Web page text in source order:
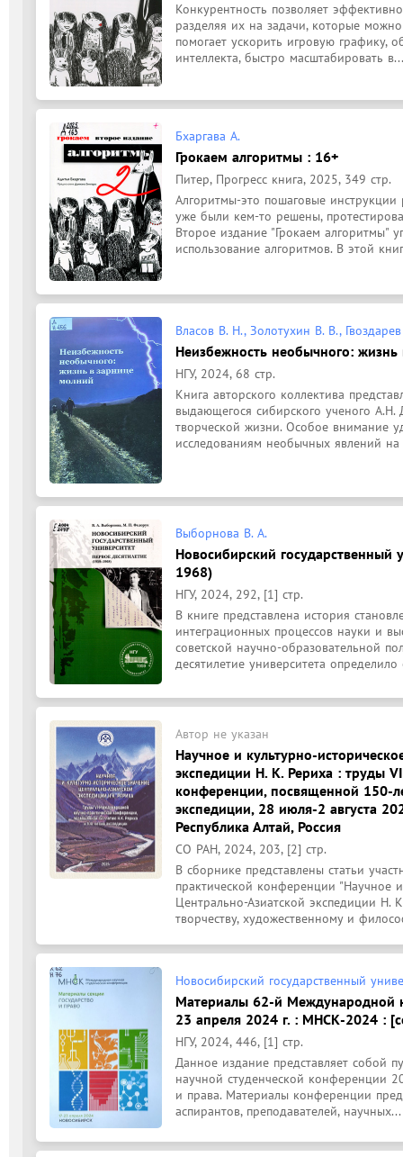
Конкурентность позволяет
разделяя их на задачи, которые
помогает ускорить игровую графику,
интеллекта, быстро масштабировать в...
Бхаргава А.
Грокаем алгоритмы : 16+
Питер, Прогресс книга, 2025, 349 стр.
Алгоритмы-это пошаговые
уже были кем-то решены,
Второе издание "Грокаем алгоритмы"
использование алгоритмов. В этой
Власов В. Н., Золотухин В. В.,
Неизбежность необычного:
НГУ, 2024, 68 стр.
Книга авторского коллектива
выдающегося сибирского ученого
творческой жизни. Особое внимание
исследованиям необычных явлений
Выборнова В. А.
Новосибирский государственный
1968)
НГУ, 2024, 292, [1] стр.
В книге представлена история
интеграционных процессов науки и
советской научно-образовательной
десятилетие университета определило
Автор не указан
Научное и культурно-
экспедиции Н. К. Рериха : труды
конференции, посвященной 150-
экспедиции, 28 июля-2 августа
Республика Алтай, Россия
СО РАН, 2024, 203, [2] стр.
В сборнике представлены статьи
практической конференции "Научное
Центрально-Азиатской экспедиции Н.
творчеству, художественному и
Новосибирский государственный
Материалы 62-й Международной
23 апреля 2024 г. : МНСК-2024 :
НГУ, 2024, 446, [1] стр.
Данное издание представляет собой
научной студенческой конференции
и права. Материалы конференции
аспирантов, преподавателей, научных...